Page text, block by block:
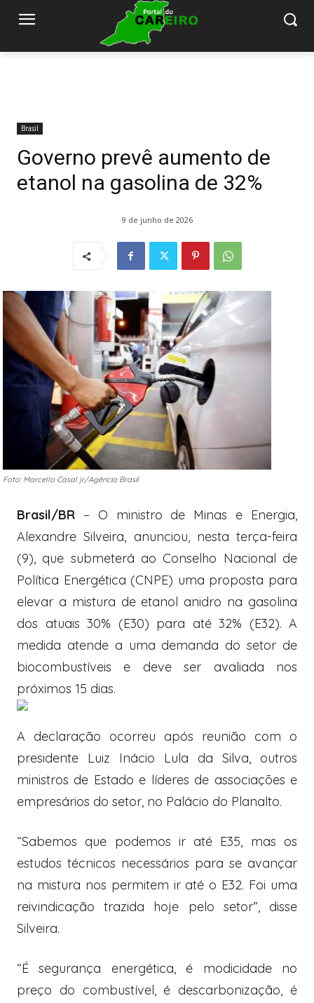
Brasil
Governo prevê aumento de
etanol na gasolina de 32%
9 de junho de 2026
Foto: Marcello Casal jr/Agência Brasil
Brasil/BR – O ministro de Minas e Energia,
Alexandre Silveira, anunciou, nesta terça-feira
(9), que submeterá ao Conselho Nacional de
Política Energética (CNPE) uma proposta para
elevar a mistura de etanol anidro na gasolina
dos atuais 30% (E30) para até 32% (E32). A
medida atende a uma demanda do setor de
biocombustíveis e deve ser avaliada nos
próximos 15 dias.
A declaração ocorreu após reunião com o
presidente Luiz Inácio Lula da Silva, outros
ministros de Estado e líderes de associações e
empresários do setor, no Palácio do Planalto.
“Sabemos que podemos ir até E35, mas os
estudos técnicos necessários para se avançar
na mistura nos permitem ir até o E32. Foi uma
reivindicação trazida hoje pelo setor”, disse
Silveira.
“É segurança energética, é modicidade no
preço do combustível, é descarbonização, é